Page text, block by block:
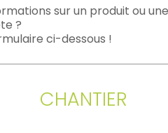
sur un produit ou
?
ci-dessous !
CHANTIER